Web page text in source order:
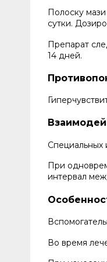
Полоску
сутки.
Препарат
14 дней.
Специальных
При
интервал
Во время